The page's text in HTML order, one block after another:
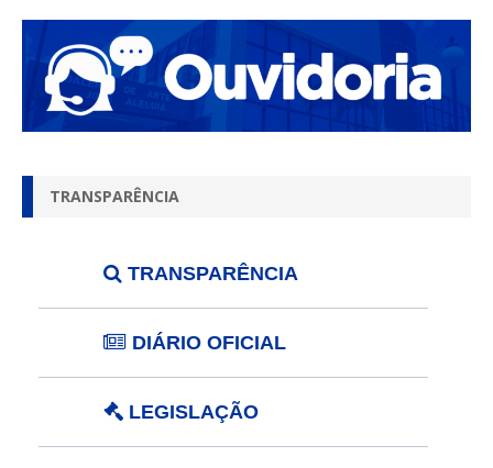
TRANSPARÊNCIA
TRANSPARÊNCIA
DIÁRIO OFICIAL
LEGISLAÇÃO